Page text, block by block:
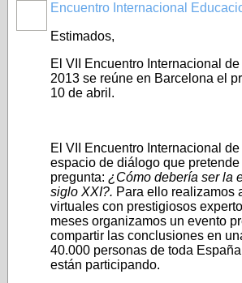
Encuentro Internacional
Estimados,
El VII Encuentro Internacional
2013 se reúne en Barcelona el
10 de abril.
El VII Encuentro Internacional
espacio de diálogo que
pregunta: ¿Cómo debería ser la
siglo XXI?. Para ello realizamos
virtuales con prestigiosos
meses organizamos un evento
compartir las conclusiones en
40.000 personas de toda
están participando.